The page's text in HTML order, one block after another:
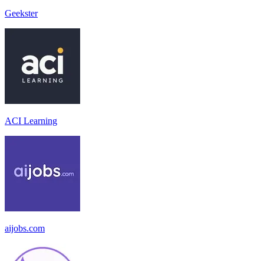
Geekster
ACI Learning
aijobs.com